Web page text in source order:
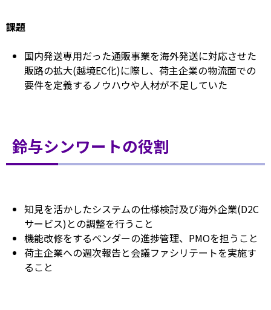
課題
国内発送専用だった通販事業を海外発送に対応させた
販路の拡大(越境EC化)に際し、荷主企業の物流面での
要件を定義するノウハウや人材が不足していた
鈴与シンワートの役割
知見を活かしたシステムの仕様検討及び海外企業(D2C
サービス)との調整を行うこと
機能改修をするベンダーの進捗管理、PMOを担うこと
荷主企業への週次報告と会議ファシリテートを実施す
ること